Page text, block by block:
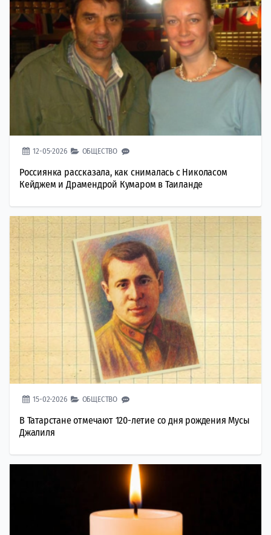
12-05-2026 ОБЩЕСТВО
Россиянка рассказала, как снималась с Николасом
Кейджем и Драмендрой Кумаром в Таиланде
15-02-2026 ОБЩЕСТВО
В Татарстане отмечают 120-летие со дня рождения Мусы
Джалиля